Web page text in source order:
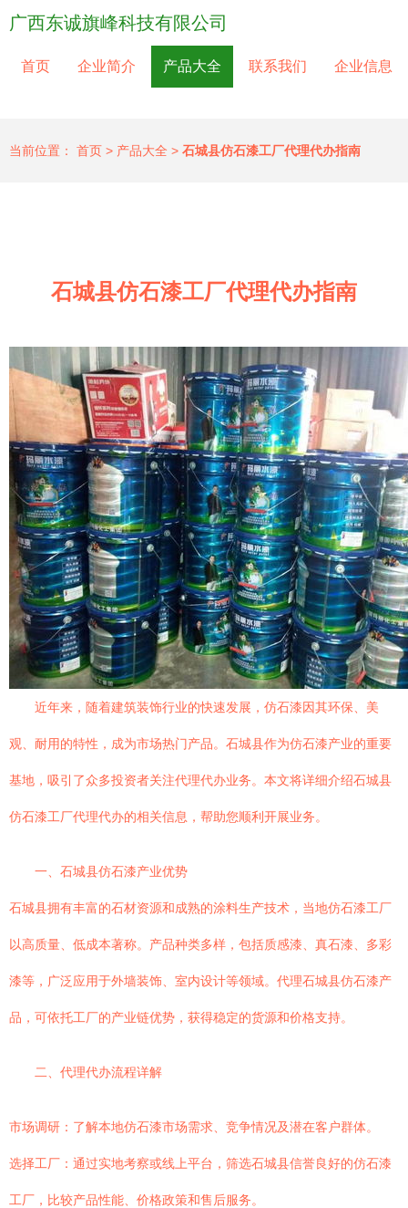
广西东诚旗峰科技有限公司
首页 企业简介 产品大全 联系我们 企业信息
当前位置： 首页 > 产品大全 > 石城县仿石漆工厂代理代办指南
石城县仿石漆工厂代理代办指南
近年来，随着建筑装饰行业的快速发展，仿石漆因其环保、美
观、耐用的特性，成为市场热门产品。石城县作为仿石漆产业的重要
基地，吸引了众多投资者关注代理代办业务。本文将详细介绍石城县
仿石漆工厂代理代办的相关信息，帮助您顺利开展业务。
一、石城县仿石漆产业优势
石城县拥有丰富的石材资源和成熟的涂料生产技术，当地仿石漆工厂
以高质量、低成本著称。产品种类多样，包括质感漆、真石漆、多彩
漆等，广泛应用于外墙装饰、室内设计等领域。代理石城县仿石漆产
品，可依托工厂的产业链优势，获得稳定的货源和价格支持。
二、代理代办流程详解
市场调研：了解本地仿石漆市场需求、竞争情况及潜在客户群体。
选择工厂：通过实地考察或线上平台，筛选石城县信誉良好的仿石漆
工厂，比较产品性能、价格政策和售后服务。